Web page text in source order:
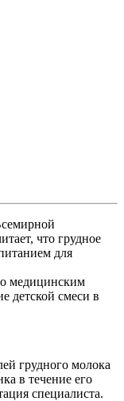
что грудное
для
медицинским
детской смеси в
грудного молока
в течение его
специалиста.